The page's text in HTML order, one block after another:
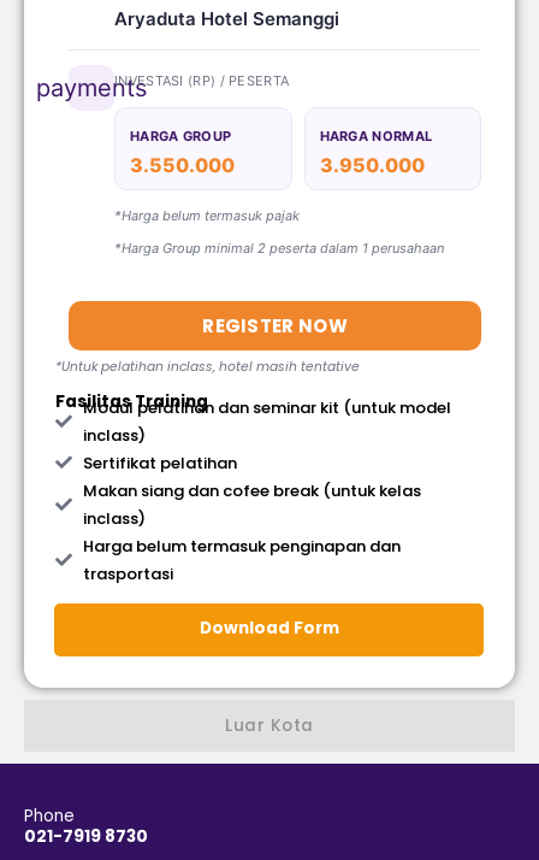
Luar Kota
Aryaduta Hotel Semanggi
paymentsINVESTASI (RP) / PESERTA
HARGA GROUP
3.550.000
HARGA NORMAL
3.950.000
*Harga belum termasuk pajak
*Harga Group minimal 2 peserta dalam 1 perusahaan
REGISTER NOW
*Untuk pelatihan inclass, hotel masih tentative
Fasilitas Training
Modul pelatihan dan seminar kit (untuk model
inclass)
Sertifikat pelatihan
Makan siang dan cofee break (untuk kelas
inclass)
Harga belum termasuk penginapan dan
trasportasi
Download Form
Phone
021-7919 8730